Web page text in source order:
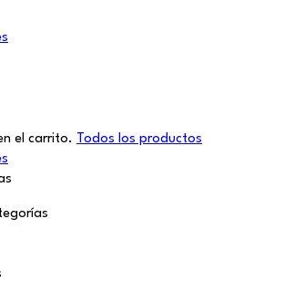
el carrito. Todos los productos